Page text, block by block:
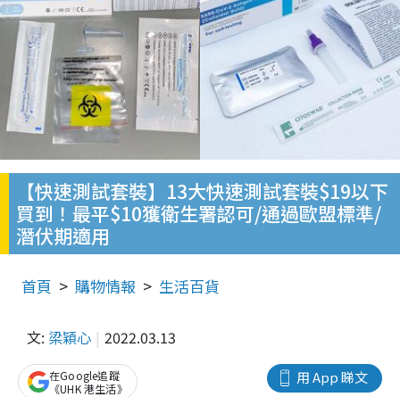
【快速測試套裝】13大快速測試套裝$19以下
買到！最平$10獲衛生署認可/通過歐盟標準/
潛伏期適用
首頁 購物情報 生活百貨
文: 梁穎心 2022.03.13
用 App 睇文
在Google追蹤
《UHK 港生活》